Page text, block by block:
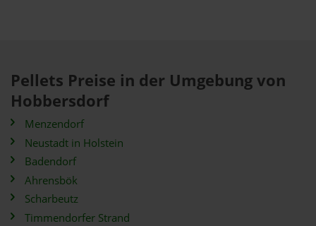
Pellets Preise in der Umgebung von
Hobbersdorf
Menzendorf
Neustadt in Holstein
Badendorf
Ahrensbök
Scharbeutz
Timmendorfer Strand